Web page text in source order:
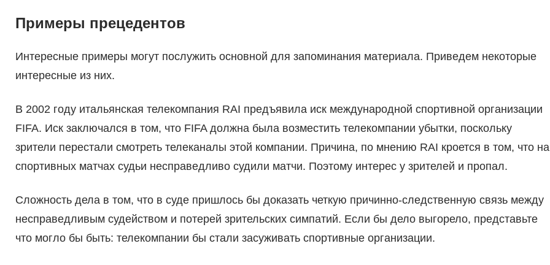
Примеры прецедентов
Интересные примеры могут послужить основной для запоминания материала. Приведем некоторые
интересные из них.
В 2002 году итальянская телекомпания RAI предъявила иск международной спортивной организации
FIFA. Иск заключался в том, что FIFA должна была возместить телекомпании убытки, поскольку
зрители перестали смотреть телеканалы этой компании. Причина, по мнению RAI кроется в том, что на
спортивных матчах судьи несправедливо судили матчи. Поэтому интерес у зрителей и пропал.
Сложность дела в том, что в суде пришлось бы доказать четкую причинно-следственную связь между
несправедливым судейством и потерей зрительских симпатий. Если бы дело выгорело, представьте
что могло бы быть: телекомпании бы стали засуживать спортивные организации.